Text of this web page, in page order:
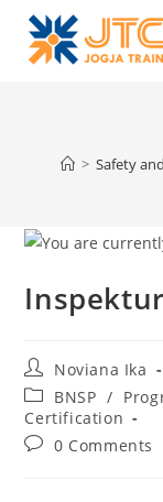
content
> Safety
Post
author:
Noviana Ika
Post
category:
BNSP /
Certification
Post0 Comments